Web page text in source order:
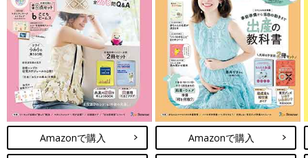
Amazonで購入 Amazonで購入